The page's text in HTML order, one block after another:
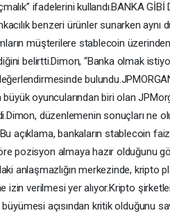
ifadelerini kullandı.BANKA GİBİ
benzeri ürünler sunarken aynı
müşterilere stablecoin
belirtti.Dimon, “Banka olmak
oyuncularından biri olan
düzenlemenin sonuçları ne
açıklama, bankaların stablecoin
pozisyon almaya hazır olduğunu
anlaşmazlığın merkezinde, kripto
verilmesi yer alıyor.Kripto
büyümesi açısından kritik olduğunu